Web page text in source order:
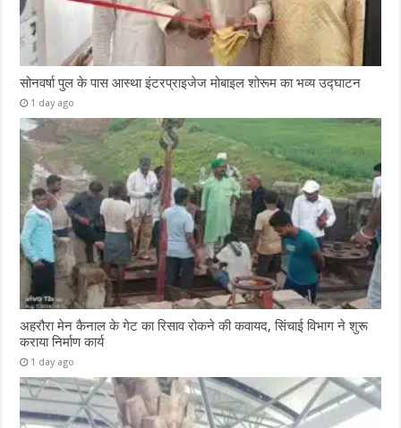
सोनवर्षा पुल के पास आस्था इंटरप्राइजेज मोबाइल शोरूम का भव्य उद्घाटन
1 day ago
अहरौरा मेन कैनाल के गेट का रिसाव रोकने की कवायद, सिंचाई विभाग ने शुरू
कराया निर्माण कार्य
1 day ago